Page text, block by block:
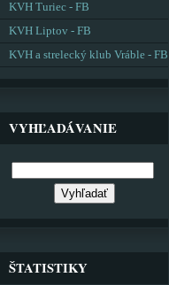
KVH Turiec - FB
KVH Liptov - FB
KVH a strelecký klub Vráble - FB
VYHĽADÁVANIE
ŠTATISTIKY